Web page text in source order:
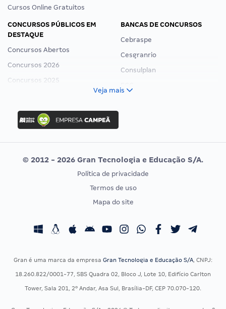
Cursos Online Gratuitos
CONCURSOS PÚBLICOS EM
DESTAQUE
Concursos Abertos
Concursos 2026
Concursos 2025
Concurso Ibama
Concurso MPU
Editais publicados
BANCAS DE CONCURSOS
Cebraspe
Cesgranrio
Consulplan
Vunesp
CONCURSOS POR PROFISSÃO
Concursos Fiscais
Concursos Saúde
EXAME DE ORDEM
Calendário OAB
Veja mais
© 2012 - 2026 Gran Tecnologia e Educação S/A.
Política de privacidade
Termos de uso
Mapa do site
Gran é uma marca da empresa Gran Tecnologia e Educação S/A, CNPJ:
18.260.822/0001-77, SBS Quadra 02, Bloco J, Lote 10, Edifício Carlton
Tower, Sala 201, 2º Andar, Asa Sul, Brasília-DF, CEP 70.070-120.